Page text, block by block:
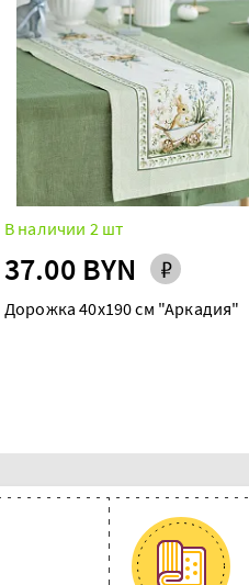
В наличии 2 шт
37.00 BYN
Дорожка 40х190 см "Аркадия"